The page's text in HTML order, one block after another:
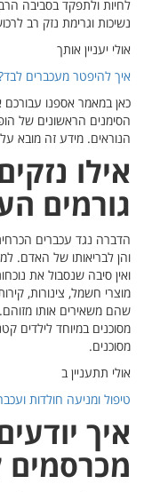
את
הן לרכוש
היום יום
תוך
להיות